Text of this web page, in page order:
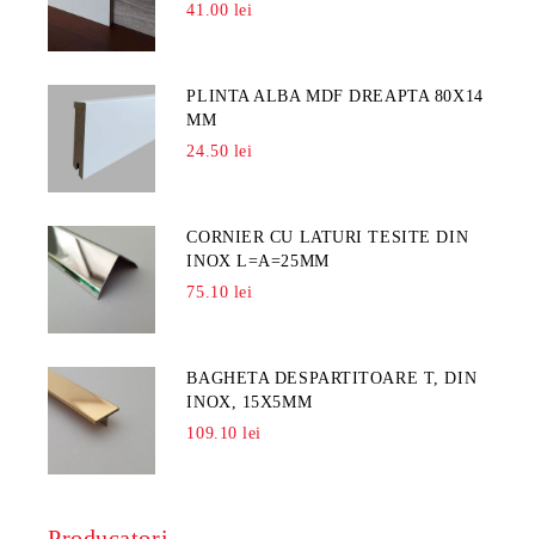
41.00 lei
PLINTA ALBA MDF DREAPTA 80X14
MM
24.50 lei
CORNIER CU LATURI TESITE DIN
INOX L=A=25MM
75.10 lei
BAGHETA DESPARTITOARE T, DIN
INOX, 15X5MM
109.10 lei